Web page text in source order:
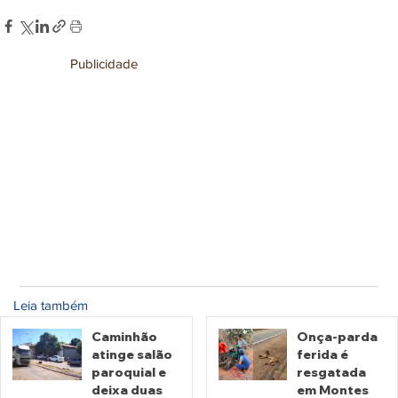
Publicidade
Leia também
Caminhão
atinge salão
paroquial e
deixa duas
Onça-parda
ferida é
resgatada
em Montes